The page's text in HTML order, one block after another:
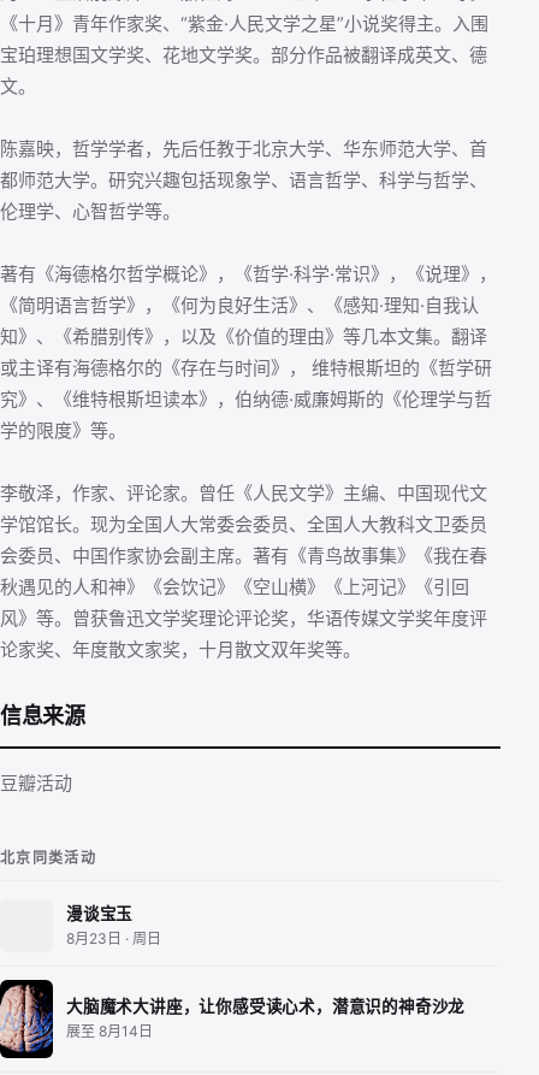
《十月》青年作家奖、“紫金·人民文学之星”小说奖得主。入围
宝珀理想国文学奖、花地文学奖。部分作品被翻译成英文、德
文。
陈嘉映，哲学学者，先后任教于北京大学、华东师范大学、首
都师范大学。研究兴趣包括现象学、语言哲学、科学与哲学、
伦理学、心智哲学等。
著有《海德格尔哲学概论》，《哲学·科学·常识》，《说理》，
《简明语言哲学》，《何为良好生活》、《感知·理知·自我认
知》、《希腊别传》，以及《价值的理由》等几本文集。翻译
或主译有海德格尔的《存在与时间》， 维特根斯坦的《哲学研
究》、《维特根斯坦读本》，伯纳德·威廉姆斯的《伦理学与哲
学的限度》等。
李敬泽，作家、评论家。曾任《人民文学》主编、中国现代文
学馆馆长。现为全国人大常委会委员、全国人大教科文卫委员
会委员、中国作家协会副主席。著有《青鸟故事集》《我在春
秋遇见的人和神》《会饮记》《空山横》《上河记》《引回
风》等。曾获鲁迅文学奖理论评论奖，华语传媒文学奖年度评
论家奖、年度散文家奖，十月散文双年奖等。
信息来源
豆瓣活动
北京同类活动
漫谈宝玉
8月23日 · 周日
大脑魔术大讲座，让你感受读心术，潜意识的神奇沙龙
展至 8月14日